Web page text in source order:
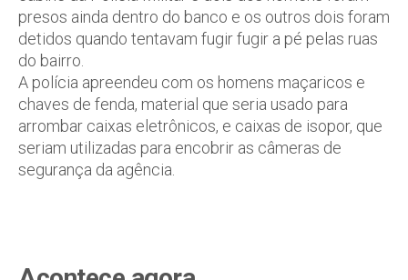
presos ainda dentro do banco e os outros dois foram
detidos quando tentavam fugir fugir a pé pelas ruas
do bairro.
A polícia apreendeu com os homens maçaricos e
chaves de fenda, material que seria usado para
arrombar caixas eletrônicos, e caixas de isopor, que
seriam utilizadas para encobrir as câmeras de
segurança da agência.